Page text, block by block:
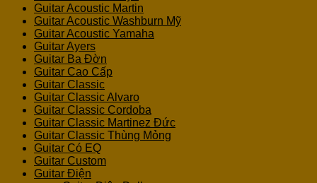
Guitar Acoustic Martin
Guitar Acoustic Washburn Mỹ
Guitar Acoustic Yamaha
Guitar Ayers
Guitar Ba Đờn
Guitar Cao Cấp
Guitar Classic
Guitar Classic Alvaro
Guitar Classic Cordoba
Guitar Classic Martinez Đức
Guitar Classic Thùng Mỏng
Guitar Có EQ
Guitar Custom
Guitar Điện